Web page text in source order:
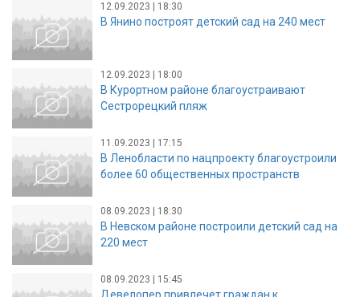
12.09.2023 | 18:30
В Янино построят детский сад на 240 мест
12.09.2023 | 18:00
В Курортном районе благоустраивают
Сестрорецкий пляж
11.09.2023 | 17:15
В Ленобласти по нацпроекту благоустроили
более 60 общественных пространств
08.09.2023 | 18:30
В Невском районе построили детский сад на
220 мест
08.09.2023 | 15:45